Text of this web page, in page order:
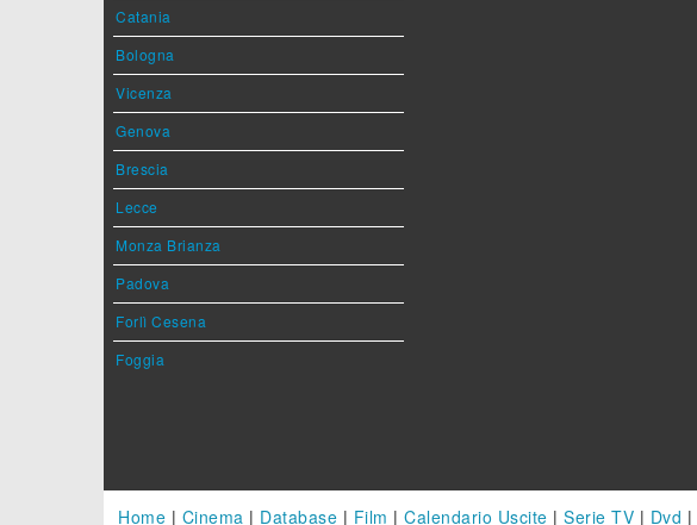
Catania
Bologna
Vicenza
Genova
Brescia
Lecce
Monza Brianza
Padova
Forlì Cesena
Foggia
Home | Cinema | Database | Film | Calendario Uscite | Serie TV | Dvd |